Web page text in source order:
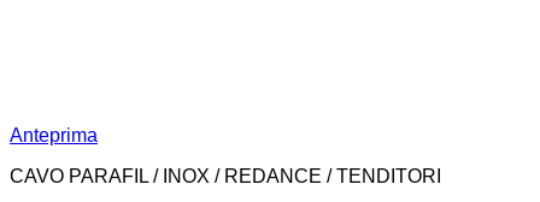
Anteprima
CAVO PARAFIL / INOX / REDANCE / TENDITORI